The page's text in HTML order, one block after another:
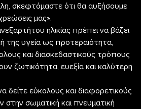
σκεφτόμαστε ότι θα αυξήσουμε
μας».
ηλικίας πρέπει να βάζει
της υγεία ως προτεραιότητα,
και διασκεδαστικούς τρόπους
ζωτικότητα, ευεξία και καλύτερη
δείτε εύκολους και διαφορετικούς
σωματική και πνευματική